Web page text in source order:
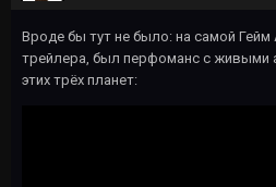
Вроде бы тут не было: на самой
трейлера, был перфоманс с живыми
этих трёх планет: